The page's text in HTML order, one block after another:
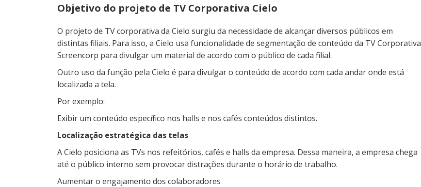
Objetivo do projeto de TV Corporativa Cielo
O projeto de TV corporativa da Cielo surgiu da necessidade de alcançar diversos públicos em
distintas filiais. Para isso, a Cielo usa funcionalidade de segmentação de conteúdo da TV Corporativa
Screencorp para divulgar um material de acordo com o público de cada filial.
Outro uso da função pela Cielo é para divulgar o conteúdo de acordo com cada andar onde está
localizada a tela.
Por exemplo:
Exibir um conteúdo específico nos halls e nos cafés conteúdos distintos.
Localização estratégica das telas
A Cielo posiciona as TVs nos refeitórios, cafés e halls da empresa. Dessa maneira, a empresa chega
até o público interno sem provocar distrações durante o horário de trabalho.
Aumentar o engajamento dos colaboradores